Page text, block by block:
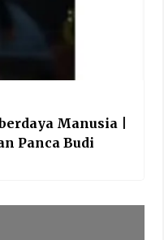
Manusia |
Panca Budi